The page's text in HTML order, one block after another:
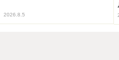
2026.8.5